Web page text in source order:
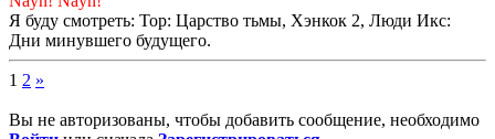
Я буду смотреть: Тор: Царство тьмы, Хэнкок 2, Люди Икс:
Дни минувшего будущего.
1 2 »
Вы не авторизованы, чтобы добавить сообщение, необходимо